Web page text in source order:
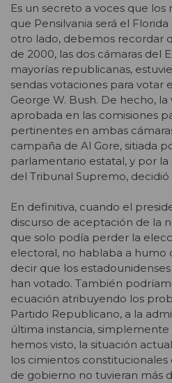
Es un secreto a voces que
que Pensilvania será el
otro lado, debemos recordar
de 2000, las dos cámaras del
mayorías republicanas,
sendas votaciones para votar
George W. Bush. De hecho,
aprobada en las comisiones
pertinentes en ambas
campaña de Al Gore, sitiada
parlamentario estatal, y por
del Tribunal Supremo, decidió
En definitiva, cuando el
discurso de aceptación de la
que solo podía perder la
electoral, no hablaba a humo
decir que los
han votado. También
ecuación atribuyendo los
Partido Republicano, a la
última instancia,
hemos visto, la situación
los cimientos
de gobierno no tuvieran más